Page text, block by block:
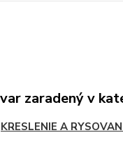
zaradený v
KRESLENIE A